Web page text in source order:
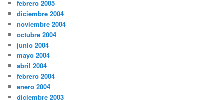
febrero 2005
diciembre 2004
noviembre 2004
octubre 2004
junio 2004
mayo 2004
abril 2004
febrero 2004
enero 2004
diciembre 2003